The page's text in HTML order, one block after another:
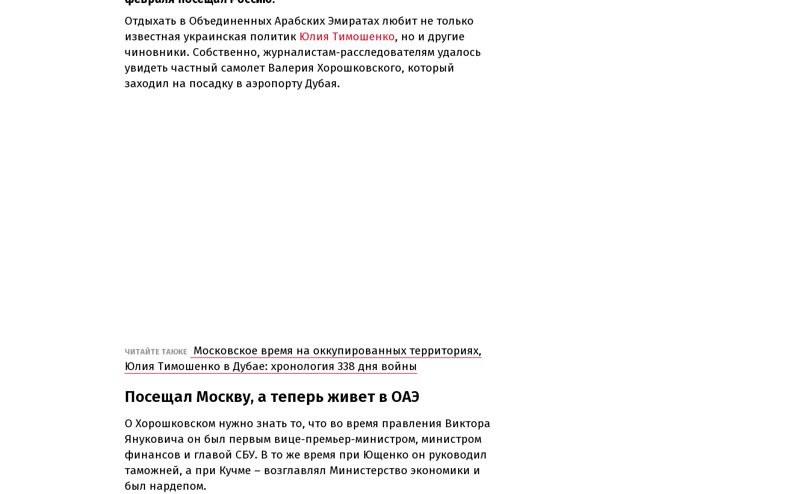
Отдыхать в Объединенных Арабских Эмиратах любит не только
известная украинская политик Юлия Тимошенко, но и другие
чиновники. Собственно, журналистам-расследователям удалось
увидеть частный самолет Валерия Хорошковского, который
заходил на посадку в аэропорту Дубая.
ЧИТАЙТЕ ТАКЖЕ
Московское время на оккупированных территориях,
Юлия Тимошенко в Дубае: хронология 338 дня войны
Посещал Москву, а теперь живет в ОАЭ
О Хорошковском нужно знать то, что во время правления Виктора
Януковича он был первым вице-премьер-министром, министром
финансов и главой СБУ. В то же время при Ющенко он руководил
таможней, а при Кучме – возглавлял Министерство экономики и
был нардепом.